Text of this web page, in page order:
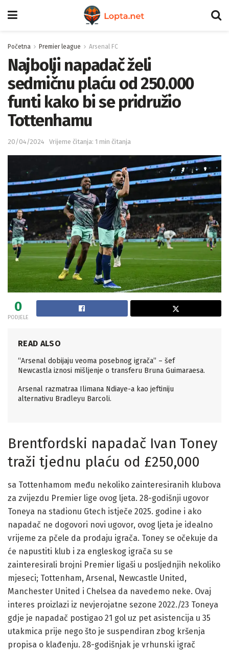
Početna Premier league Arsenal FC
Najbolji napadač želi
sedmičnu plaću od 250.000
funti kako bi se pridružio
Tottenhamu
20/04/2024 Vrijeme čitanja: 1 min čitanja
0
PODJELE
READ ALSO
“Arsenal dobijaju veoma posebnog igrača” – šef
Newcastla iznosi mišljenje o transferu Bruna Guimaraesa.
Arsenal razmatraa Ilimana Ndiaye-a kao jeftiniju
alternativu Bradleyu Barcoli.
Brentfordski napadač Ivan Toney
traži tjednu plaću od £250,000
sa Tottenhamom među nekoliko zainteresiranih klubova
za zvijezdu Premier lige ovog ljeta. 28-godišnji ugovor
Toneya na stadionu Gtech istječe 2025. godine i ako
napadač ne dogovori novi ugovor, ovog ljeta je idealno
vrijeme za pčele da prodaju igrača. Toney se očekuje da
će napustiti klub i za engleskog igrača su se
zainteresirali brojni Premier ligaši u posljednjih nekoliko
mjeseci; Tottenham, Arsenal, Newcastle United,
Manchester United i Chelsea da navedemo neke. Ovaj
interes proizlazi iz nevjerojatne sezone 2022./23 Toneya
gdje je napadač postigao 21 gol uz pet asistencija u 35
utakmica prije nego što je suspendiran zbog kršenja
propisa o klađenju. 28-godišnjak je vrhunski igrač